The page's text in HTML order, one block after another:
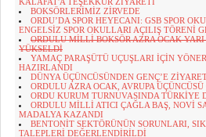
BOKSÖRLERİMİZ ZİRVEDE
ORDU’DA SPOR HEYECANI: GSB SPOR
ENGELSİZ SPOR OKULLARI AÇILIŞ TÖRENİ
ORDULU MİLLİ BOKSÖR AZRA OCAK
YÜKSELDİ
YAMAÇ PARAŞÜTÜ UÇUŞLARI İÇİN
HAZIRLANDI
DÜNYA ÜÇÜNCÜSÜNDEN GENÇ’E
ORDULU AZRA OCAK, AVRUPA
ORDU KURUM TURNUVASINDA TÜRKİYE
ORDULU MİLLİ ATICI ÇAĞLA BAŞ, NOVİ
MADALYA KAZANDI
BENTONİT SEKTÖRÜNÜN SORUNLARI,
TALEPLERİ DEĞERLENDİRİLDİ